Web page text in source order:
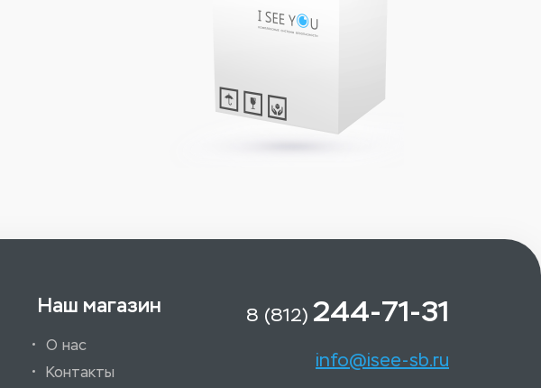
Наш магазин
О нас
Контакты
8 (812) 244-71-31
info@isee-sb.ru